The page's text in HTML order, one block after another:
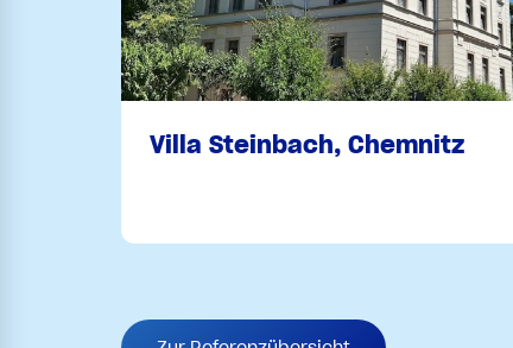
Villa Steinbach, Chemnitz